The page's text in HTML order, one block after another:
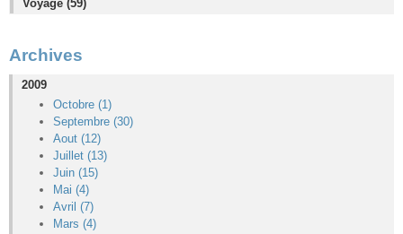
Voyage (59)
Archives
2009
Octobre (1)
Septembre (30)
Aout (12)
Juillet (13)
Juin (15)
Mai (4)
Avril (7)
Mars (4)